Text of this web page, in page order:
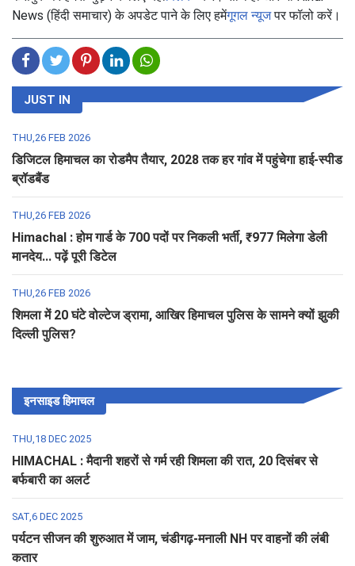
News (हिंदी समाचार) के अपडेट पाने के लिए हमेंगूगल न्यूजपर फॉलो करें।
JUST IN
THU,26 FEB 2026
डिजिटल हिमाचल का रोडमैप तैयार, 2028 तक हर गांव में पहुंचेगा हाई-स्पीड
ब्रॉडबैंड
THU,26 FEB 2026
Himachal : होम गार्ड के 700 पदों पर निकली भर्ती, ₹977 मिलेगा डेली
मानदेय... पढ़ें पूरी डिटेल
THU,26 FEB 2026
शिमला में 20 घंटे वोल्टेज ड्रामा, आखिर हिमाचल पुलिस के सामने क्यों झुकी
दिल्ली पुलिस?
इनसाइड हिमाचल
THU,18 DEC 2025
HIMACHAL : मैदानी शहरों से गर्म रही शिमला की रात, 20 दिसंबर से
बर्फबारी का अलर्ट
SAT,6 DEC 2025
पर्यटन सीजन की शुरुआत में जाम, चंडीगढ़-मनाली NH पर वाहनों की लंबी
कतार